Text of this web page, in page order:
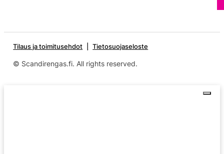
Tilaus ja toimitusehdot Tietosuojaseloste
© Scandirengas.fi. All rights reserved.